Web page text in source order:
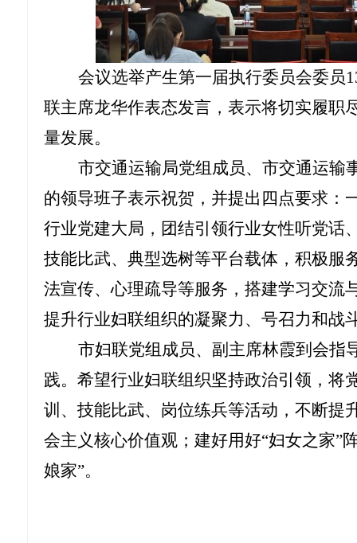
会议选举产生第一届执行委员会委员
联主席龙华作表态发言，表示将切实履职
量发展。
市交通运输局党组成员、市交通运输
的领导班子表示祝贺，并提出四点要求：
行业党建大局，团结引领行业女性听党话
技能比武、典型选树等平台载体，积极服
法宣传、心理疏导等服务，搭建学习交流
提升行业妇联组织的凝聚力、号召力和战
市妇联党组成员、副主席林霞到会指
践。希望行业妇联组织坚持政治引领，将
训、技能比武、岗位练兵等活动，不断提
会主义核心价值观；建好用好“妇女之家”
娘家”。